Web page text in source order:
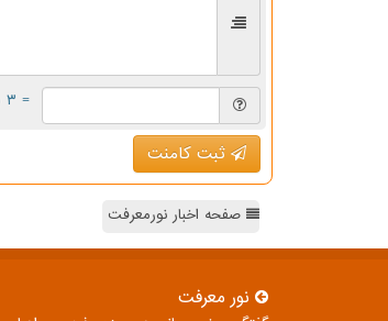
= ۳ بعلاوه ۳
ثبت کامنت
صفحه اخبار نورمعرفت
نور معرفت